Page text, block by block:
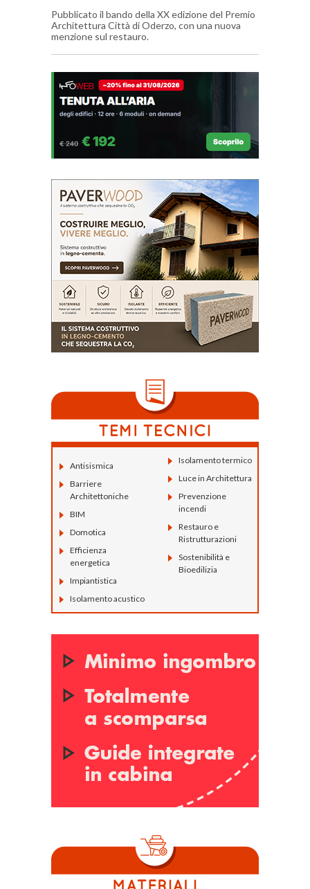
Pubblicato il bando della XX edizione del Premio
Architettura Città di Oderzo, con una nuova
menzione sul restauro.
Antisismica
Barriere
Architettoniche
BIM
Domotica
Efficienza
energetica
Impiantistica
Isolamento acustico
Isolamento termico
Luce in Architettura
Prevenzione
incendi
Restauro e
Ristrutturazioni
Sostenibilità e
Bioedilizia